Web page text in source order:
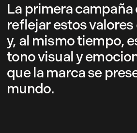
La primera campaña
reflejar estos
y, al mismo tiempo,
tono visual y
que la marca se
mundo.